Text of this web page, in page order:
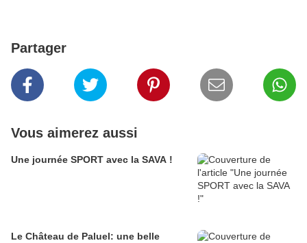
Partager
Vous aimerez aussi
Une journée SPORT avec la SAVA !
Le Château de Paluel: une belle